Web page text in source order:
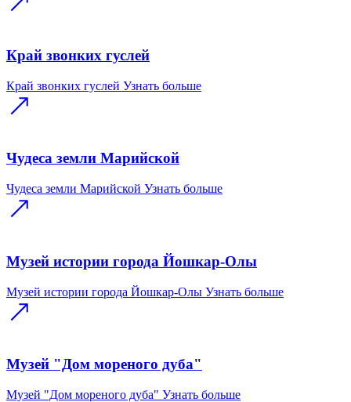
Край звонких гуслей
Край звонких гуслей Узнать больше
Чудеса земли Марийской
Чудеса земли Марийской Узнать больше
Музей истории города Йошкар-Олы
Музей истории города Йошкар-Олы Узнать больше
Музей "Дом мореного дуба"
Музей "Дом мореного дуба" Узнать больше